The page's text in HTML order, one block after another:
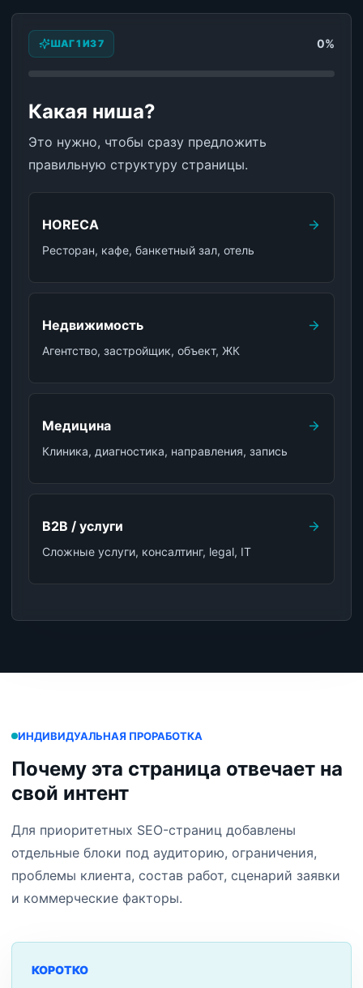
ШАГ 1 ИЗ 7 0%
Какая ниша?
Это нужно, чтобы сразу предложить
правильную структуру страницы.
HORECA
Ресторан, кафе, банкетный зал, отель
Недвижимость
Агентство, застройщик, объект, ЖК
Медицина
Клиника, диагностика, направления, запись
B2B / услуги
Сложные услуги, консалтинг, legal, IT
ИНДИВИДУАЛЬНАЯ ПРОРАБОТКА
Почему эта страница отвечает на
свой интент
Для приоритетных SEO-страниц добавлены
отдельные блоки под аудиторию, ограничения,
проблемы клиента, состав работ, сценарий заявки
и коммерческие факторы.
КОРОТКО